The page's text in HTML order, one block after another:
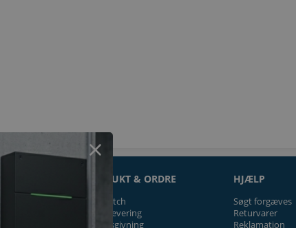
PRODUKT & ORDRE
Prismatch
Fragt/levering
Tilbudsgivning
HJÆLP
Søgt forgæves
Returvarer
Reklamation